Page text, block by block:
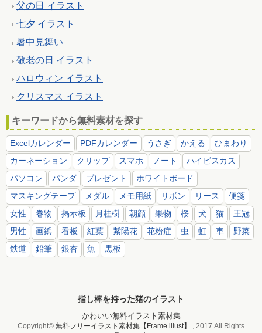
父の日 イラスト
七夕 イラスト
暑中見舞い
敬老の日 イラスト
ハロウィン イラスト
クリスマス イラスト
キーワードから無料素材を探す
Excelカレンダー PDFカレンダー うさぎ かえる
ひまわり
カーネーション
クリップ スマホ ノート
ハイビスカス
パソコン
パンダ プレゼント
ホワイトボード
マスキングテープ
メダル メモ用紙 リボン リース
便箋
女性
巻物 掲示板 月桂樹 朝顔 果物 桜 犬 猫
王冠
男性
画鋲 看板 紅葉 紫陽花 花粉症 虫 虹 車
野菜
鉄道
鉛筆 銀杏 魚 黒板
指し棒を持った猪のイラスト
かわいい無料イラスト素材集
Copyright© 無料フリーイラスト素材集【Frame illust】
, 2017 All Rights